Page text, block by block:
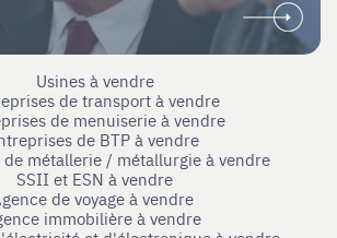
Usines à vendre
de transport à vendre
de menuiserie à vendre
de BTP à vendre
de métallerie / métallurgie à vendre
SSII et ESN à vendre
de voyage à vendre
immobilière à vendre